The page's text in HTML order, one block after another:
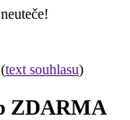
text souhlasu)
ZDARMA